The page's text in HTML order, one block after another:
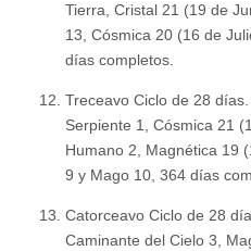
Tierra, Cristal 21 (19 de
13, Cósmica 20 (16 de
días completos.
Treceavo Ciclo de 28
Serpiente 1, Cósmica 21
Humano 2, Magnética 19
9 y Mago 10, 364 días
Catorceavo Ciclo de 28
Caminante del Cielo 3,